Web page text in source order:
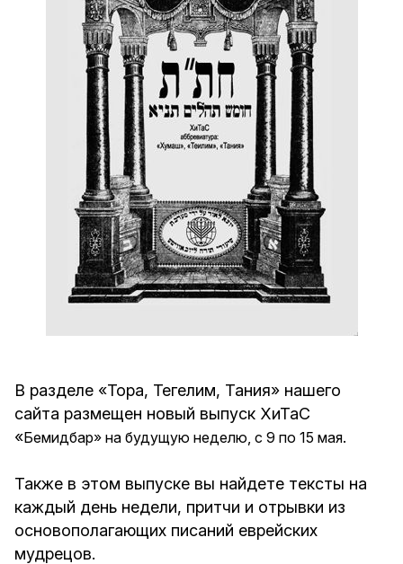
В разделе «Тора, Тегелим, Тания» нашего
сайта размещен новый выпуск ХиТаС
«Бемидбар» на будущую неделю, с 9 по 15 мая.
Также в этом выпуске вы найдете тексты на
каждый день недели, притчи и отрывки из
основополагающих писаний еврейских
мудрецов.